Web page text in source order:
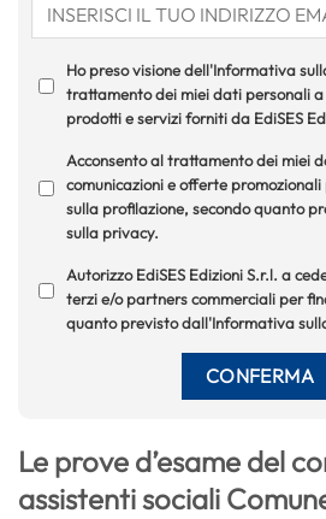
Ho preso visione dell'Informativa
trattamento dei miei dati personali a
prodotti e servizi forniti da EdiSES
Acconsento al trattamento dei miei
comunicazioni e offerte
sulla profilazione, secondo quanto
sulla privacy.
Autorizzo EdiSES Edizioni S.r.l. a
terzi e/o partners commerciali per
quanto previsto dall'Informativa
Le prove d’esame del
assistenti sociali